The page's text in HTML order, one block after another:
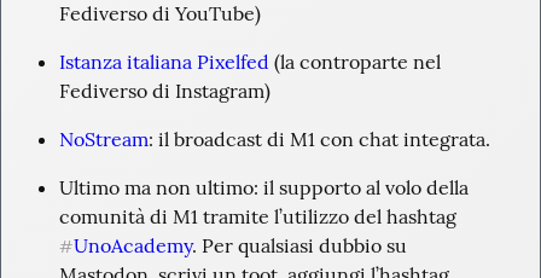
Fediverso di YouTube)
Istanza italiana Pixelfed (la controparte nel
Fediverso di Instagram)
NoStream: il broadcast di M1 con chat integrata.
Ultimo ma non ultimo: il supporto al volo della
#UnoAcademy. Per qualsiasi dubbio su